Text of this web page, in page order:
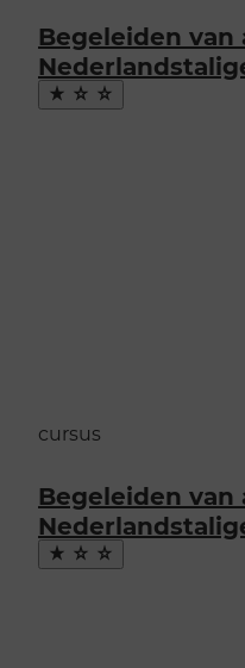
Begeleiden
Maak
favoriet
cursus
Begeleiden
Maak
favoriet